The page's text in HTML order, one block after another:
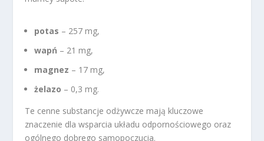
potas – 257 mg,
wapń – 21 mg,
magnez – 17 mg,
żelazo – 0,3 mg.
Te cenne substancje odżywcze mają kluczowe
znaczenie dla wsparcia układu odpornościowego oraz
ogólnego dobrego samopoczucia.